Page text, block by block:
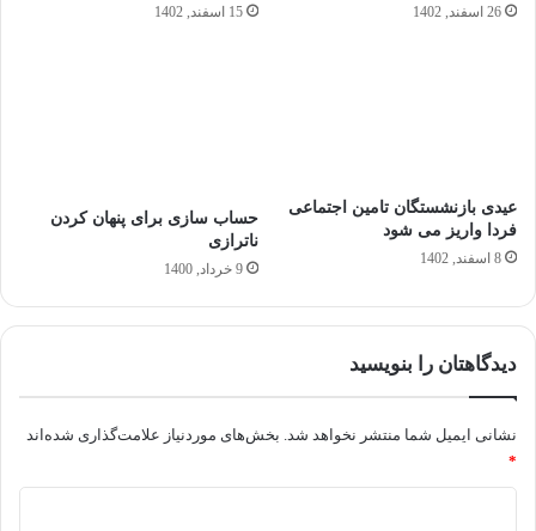
26 اسفند, 1402 15 اسفند, 1402
عیدی‌ بازنشستگان تامین اجتماعی
فردا واریز می شود
8 اسفند, 1402
حساب سازی برای پنهان کردن
ناترازی
9 خرداد, 1400
دیدگاهتان را بنویسید
نشانی ایمیل شما منتشر نخواهد شد. بخش‌های موردنیاز علامت‌گذاری شده‌اند
*